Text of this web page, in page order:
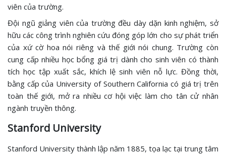
viên của trường.
Đội ngũ giảng viên của trường đều dày dặn kinh nghiệm, sở
hữu các công trình nghiên cứu đóng góp lớn cho sự phát triển
của xứ cờ hoa nói riêng và thế giới nói chung. Trường còn
cung cấp nhiều học bổng giá trị dành cho sinh viên có thành
tích học tập xuất sắc, khích lệ sinh viên nỗ lực. Đồng thời,
bằng cấp của University of Southern California có giá trị trên
toàn thế giới, mở ra nhiều cơ hội việc làm cho tân cử nhân
ngành truyền thông.
Stanford University
Stanford University thành lập năm 1885, tọa lạc tại trung tâm